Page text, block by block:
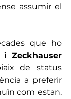
assumir el
que ho
i Zeckhauser
de status
a preferir